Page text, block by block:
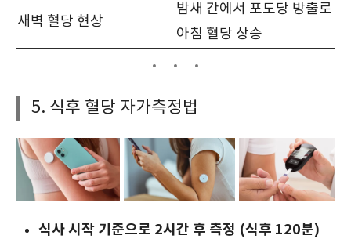
새벽 혈당 현상
밤새 간에서 포도당 방출로
아침 혈당 상승
5. 식후 혈당 자가측정법
식사 시작 기준으로 2시간 후 측정 (식후 120분)